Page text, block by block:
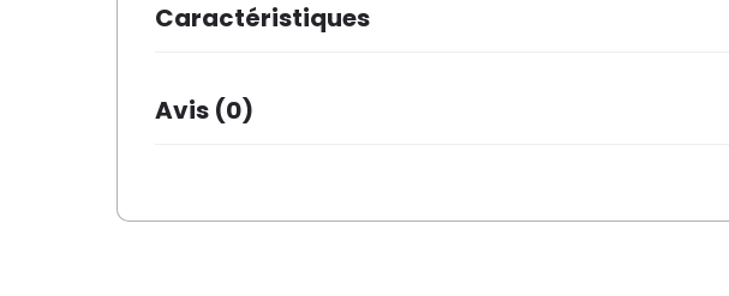
Caractéristiques
Avis (0)